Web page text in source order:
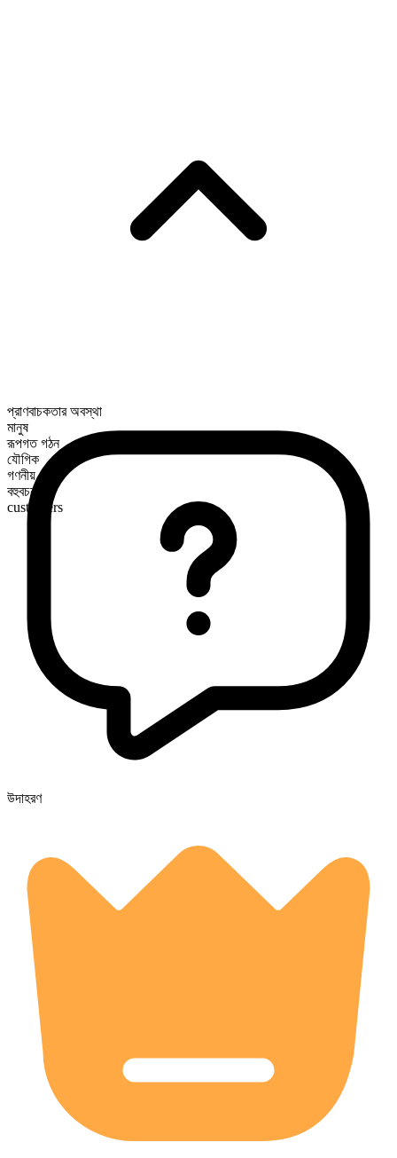
প্রাণবাচকতার অবস্থা
মানুষ
রূপগত গঠন
যৌগিক
গণনীয়
বহুবচন রূপ
customers
উদাহরণ